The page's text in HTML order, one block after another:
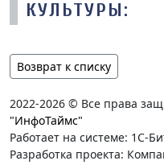
КУЛЬТУРЫ:
Возврат к списку
2022-2026 © Все права
"ИнфоТаймс"
Работает на системе: 1С-
Разработка проекта: